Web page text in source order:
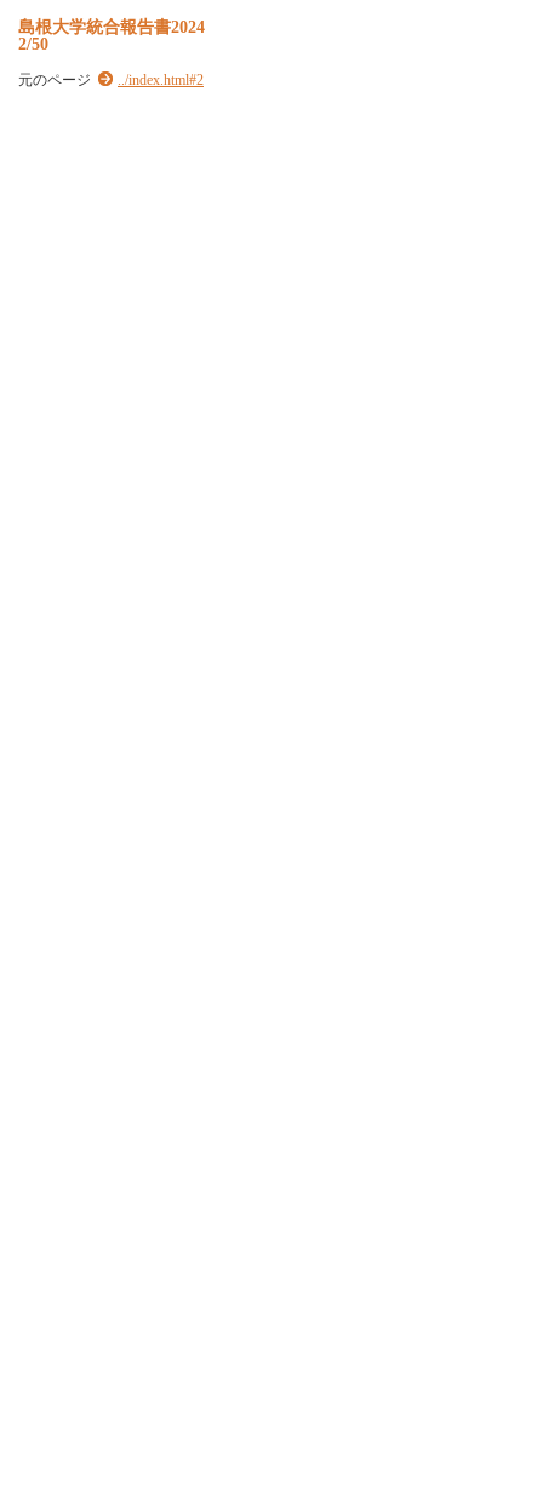
島根大学統合報告書2024
2/50
元のページ ../index.html#2